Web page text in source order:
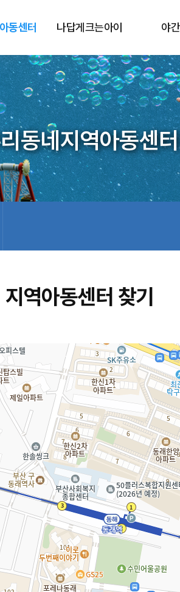
동센터 나답게크는아이 야
동네지역아동센터
지역아동센터 찾기